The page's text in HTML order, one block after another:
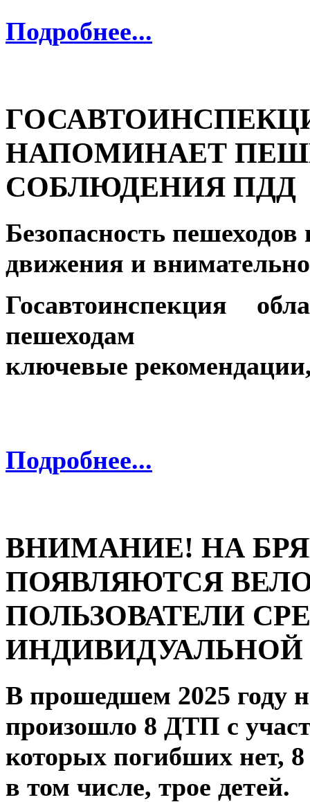
Подробнее...
НАПОМИНАЕТ
СОБЛЮДЕНИЯ ПДД
Безопасность
движения и
Госавтоинспекция
пешеходам
ключевые
Подробнее...
ВНИМАНИЕ! НА
ПОЯВЛЯЮТСЯ
ПОЛЬЗОВАТЕЛИ
В прошедшем 2025 году
произошло 8 ДТП с
которых погибших нет,
в том числе, трое детей.